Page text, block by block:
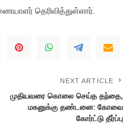
தெரிவித்துள்ளார்.
NEXT ARTICLE
முதியவரை கொலை செய்த தந்தை,
மகனுக்கு தண்டனை: கோவை
கோர்ட்டு தீர்ப்பு